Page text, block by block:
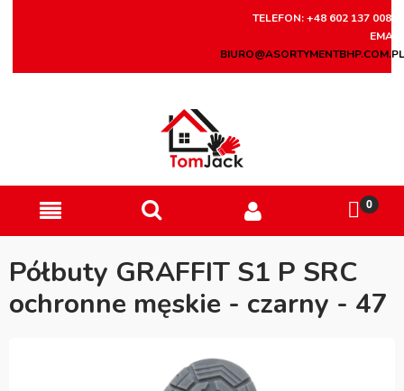
TELEFON: +48 602 137 008
EMAIL:
BIURO@ASORTYMENTBHP.COM.PL
Półbuty GRAFFIT S1 P SRC
ochronne męskie - czarny - 47